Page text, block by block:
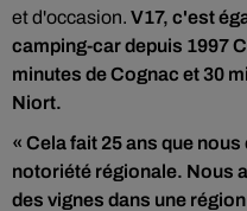
et d'occasion. V17, c'est
camping-car depuis 1997
minutes de Cognac et 30
Niort.
« Cela fait 25 ans que
notoriété régionale. Nous
des vignes dans une